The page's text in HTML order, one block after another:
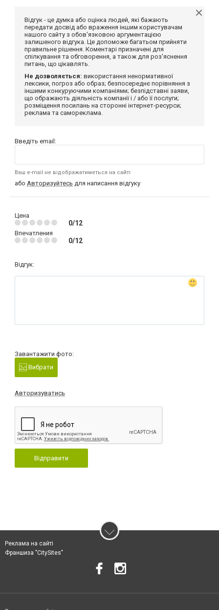
Відгук - це думка або оцінка людей, які бажають
передати досвід або враження іншим користувачам
нашого сайту з обов'язковою аргументацією
залишеного відгука. Це допоможе багатьом прийняти
правильне рішення. Коментарі призначені для
спілкування та обговорення, а також для роз'яснення
питань, що цікавлять.
Не дозволяється: використання ненормативної
лексики, погроз або образ; безпосереднє порівняння з
іншими конкуруючими компаніями; безпідставні заяви,
що ображають діяльність компанії і / або її послуги;
розміщення посилань на сторонні інтернет-ресурси;
реклама та самореклама.
Введіть email:
Ваш e-mail не відображатиметься на сайті
або Авторизуйтесь для написання відгуку
Цена
0/12
Впечатления
0/12
Відгук:
Завантажити фото:
Вибрати
Авторизуватись
Відправити
Реклама на сайті
Франшиза "CitySites"